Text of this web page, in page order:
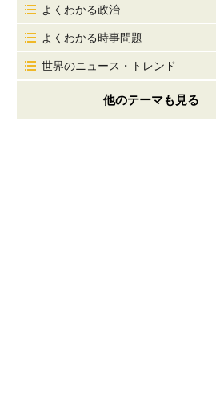
よくわかる政治
よくわかる時事問題
世界のニュース・トレンド
他のテーマも見る